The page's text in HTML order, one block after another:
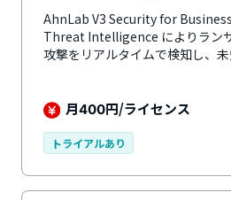
AhnLab V3 Security for
Threat Intelligence によりラン
攻撃をリアルタイムで検知し、
を遮断して企業のIT環境を保護
です。 クラウドベースのマネジ
運用の利便性を向上し、セキュリ
一元管理・保護できます。さま
ンドユーザーに対するセキュリ
供しています。
月400円/ライセンス
トライアルあり